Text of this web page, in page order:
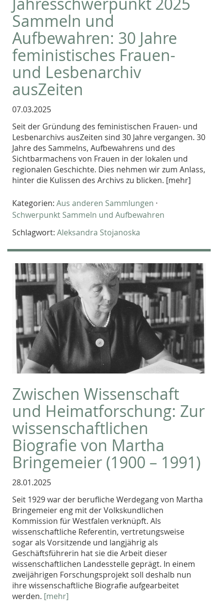
Sammeln und
Aufbewahren: 30 Jahre
feministisches Frauen-
und Lesbenarchiv
ausZeiten
07.03.2025
Seit der Gründung des feministischen Frauen- und
Lesbenarchivs ausZeiten sind 30 Jahre vergangen. 30
Jahre des Sammelns, Aufbewahrens und des
Sichtbarmachens von Frauen in der lokalen und
regionalen Geschichte. Dies nehmen wir zum Anlass,
hinter die Kulissen des Archivs zu blicken. [mehr]
Kategorien: Aus anderen Sammlungen ·
Schwerpunkt Sammeln und Aufbewahren
Schlagwort: Aleksandra Stojanoska
Zwischen Wissenschaft
und Heimatforschung: Zur
wissenschaftlichen
Biografie von Martha
Bringemeier (1900 – 1991)
28.01.2025
Seit 1929 war der berufliche Werdegang von Martha
Bringemeier eng mit der Volkskundlichen
Kommission für Westfalen verknüpft. Als
wissenschaftliche Referentin, vertretungsweise
sogar als Vorsitzende und langjährig als
Geschäftsführerin hat sie die Arbeit dieser
wissenschaftlichen Landesstelle geprägt. In einem
zweijährigen Forschungsprojekt soll deshalb nun
ihre wissenschaftliche Biografie aufgearbeitet
werden. [mehr]